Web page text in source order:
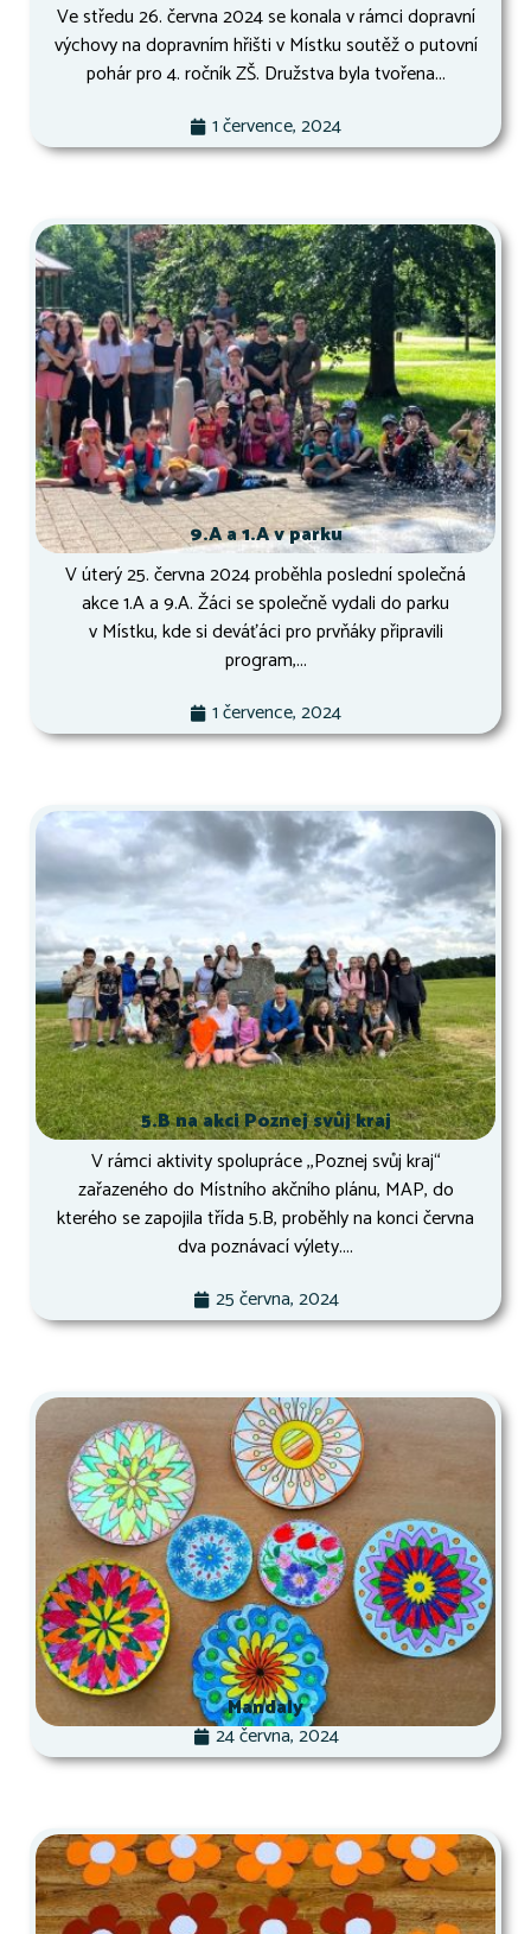
Ve středu 26. června 2024 se konala v rámci dopravní
výchovy na dopravním hřišti v Místku soutěž o putovní
pohár pro 4. ročník ZŠ. Družstva byla tvořena...
1 července, 2024
9.A a 1.A v parku
V úterý 25. června 2024 proběhla poslední společná
akce 1.A a 9.A. Žáci se společně vydali do parku
v Místku, kde si deváťáci pro prvňáky připravili
program,...
1 července, 2024
5.B na akci Poznej svůj kraj
V rámci aktivity spolupráce ,,Poznej svůj kraj“
zařazeného do Místního akčního plánu, MAP, do
kterého se zapojila třída 5.B, proběhly na konci června
dva poznávací výlety....
25 června, 2024
Mandaly
24 června, 2024